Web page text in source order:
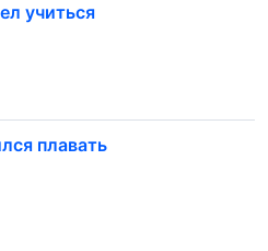
учиться
плавать